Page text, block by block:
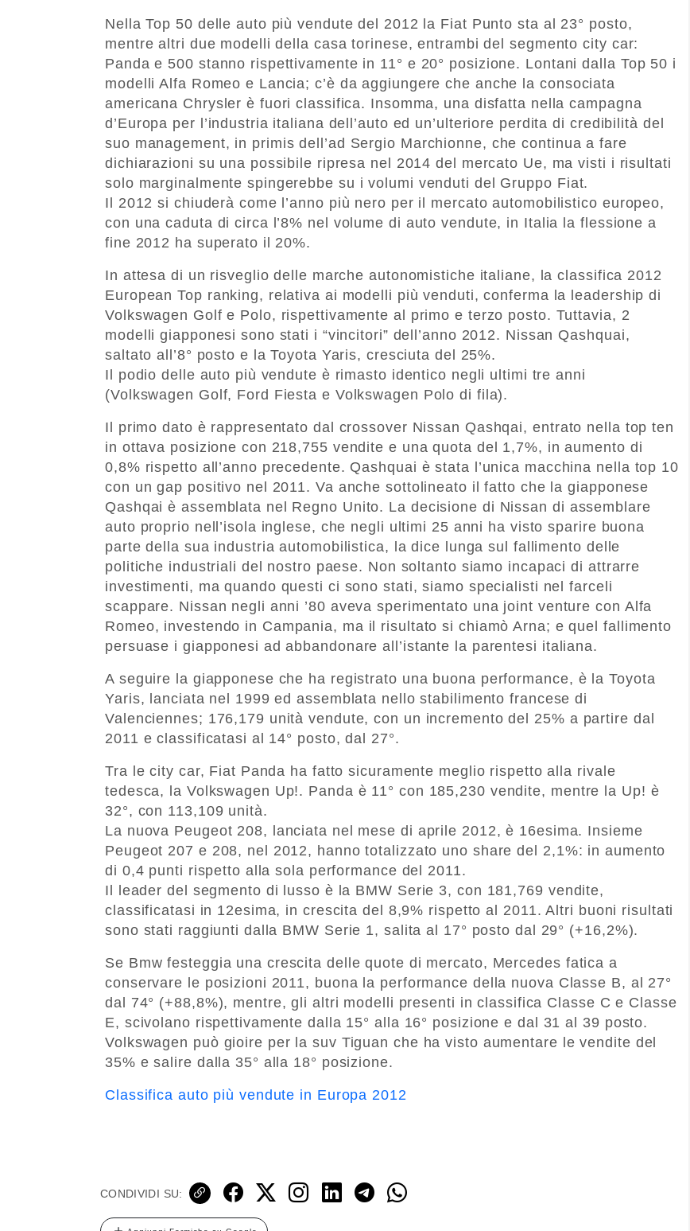
Nella Top 50 delle auto più vendute del 2012 la Fiat Punto sta al 23° posto,
mentre altri due modelli della casa torinese, entrambi del segmento city car:
Panda e 500 stanno rispettivamente in 11° e 20° posizione. Lontani dalla Top 50 i
modelli Alfa Romeo e Lancia; c’è da aggiungere che anche la consociata
americana Chrysler è fuori classifica. Insomma, una disfatta nella campagna
d’Europa per l’industria italiana dell’auto ed un’ulteriore perdita di credibilità del
suo management, in primis dell’ad Sergio Marchionne, che continua a fare
dichiarazioni su una possibile ripresa nel 2014 del mercato Ue, ma visti i risultati
solo marginalmente spingerebbe su i volumi venduti del Gruppo Fiat.
Il 2012 si chiuderà come l’anno più nero per il mercato automobilistico europeo,
con una caduta di circa l’8% nel volume di auto vendute, in Italia la flessione a
fine 2012 ha superato il 20%.
In attesa di un risveglio delle marche autonomistiche italiane, la classifica 2012
European Top ranking, relativa ai modelli più venduti, conferma la leadership di
Volkswagen Golf e Polo, rispettivamente al primo e terzo posto. Tuttavia, 2
modelli giapponesi sono stati i “vincitori” dell’anno 2012. Nissan Qashquai,
saltato all’8° posto e la Toyota Yaris, cresciuta del 25%.
Il podio delle auto più vendute è rimasto identico negli ultimi tre anni
(Volkswagen Golf, Ford Fiesta e Volkswagen Polo di fila).
Il primo dato è rappresentato dal crossover Nissan Qashqai, entrato nella top ten
in ottava posizione con 218,755 vendite e una quota del 1,7%, in aumento di
0,8% rispetto all’anno precedente. Qashquai è stata l’unica macchina nella top 10
con un gap positivo nel 2011. Va anche sottolineato il fatto che la giapponese
Qashqai è assemblata nel Regno Unito. La decisione di Nissan di assemblare
auto proprio nell’isola inglese, che negli ultimi 25 anni ha visto sparire buona
parte della sua industria automobilistica, la dice lunga sul fallimento delle
politiche industriali del nostro paese. Non soltanto siamo incapaci di attrarre
investimenti, ma quando questi ci sono stati, siamo specialisti nel farceli
scappare. Nissan negli anni ’80 aveva sperimentato una joint venture con Alfa
Romeo, investendo in Campania, ma il risultato si chiamò Arna; e quel fallimento
persuase i giapponesi ad abbandonare all’istante la parentesi italiana.
A seguire la giapponese che ha registrato una buona performance, è la Toyota
Yaris, lanciata nel 1999 ed assemblata nello stabilimento francese di
Valenciennes; 176,179 unità vendute, con un incremento del 25% a partire dal
2011 e classificatasi al 14° posto, dal 27°.
Tra le city car, Fiat Panda ha fatto sicuramente meglio rispetto alla rivale
tedesca, la Volkswagen Up!. Panda è 11° con 185,230 vendite, mentre la Up! è
32°, con 113,109 unità.
La nuova Peugeot 208, lanciata nel mese di aprile 2012, è 16esima. Insieme
Peugeot 207 e 208, nel 2012, hanno totalizzato uno share del 2,1%: in aumento
di 0,4 punti rispetto alla sola performance del 2011.
Il leader del segmento di lusso è la BMW Serie 3, con 181,769 vendite,
classificatasi in 12esima, in crescita del 8,9% rispetto al 2011. Altri buoni risultati
sono stati raggiunti dalla BMW Serie 1, salita al 17° posto dal 29° (+16,2%).
Se Bmw festeggia una crescita delle quote di mercato, Mercedes fatica a
conservare le posizioni 2011, buona la performance della nuova Classe B, al 27°
dal 74° (+88,8%), mentre, gli altri modelli presenti in classifica Classe C e Classe
E, scivolano rispettivamente dalla 15° alla 16° posizione e dal 31 al 39 posto.
Volkswagen può gioire per la suv Tiguan che ha visto aumentare le vendite del
35% e salire dalla 35° alla 18° posizione.
Classifica auto più vendute in Europa 2012
CONDIVIDI SU: